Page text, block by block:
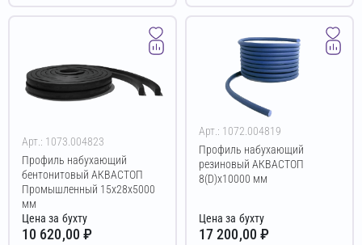
Арт.: 1073.004823
Профиль набухающий
бентонитовый АКВАСТОП
Промышленный 15х28х5000
мм
Цена за бухту
10 620,00 ₽
Арт.: 1072.004819
Профиль набухающий
резиновый АКВАСТОП
8(D)х10000 мм
Цена за бухту
17 200,00 ₽